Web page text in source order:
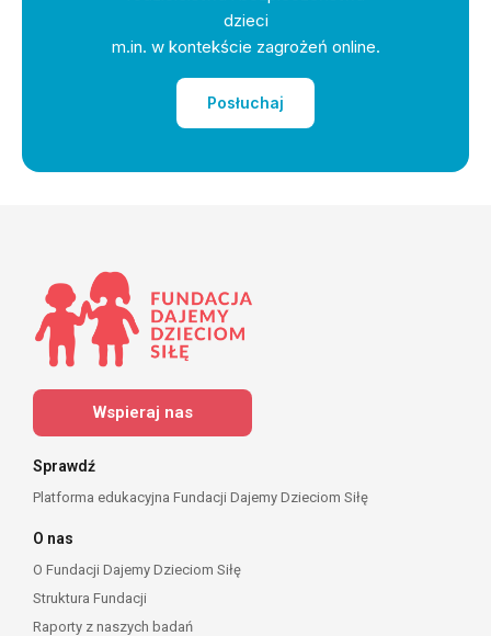
dzieci
m.in. w kontekście zagrożeń online.
Posłuchaj
Wspieraj nas
Sprawdź
Platforma edukacyjna Fundacji Dajemy Dzieciom Siłę
O nas
O Fundacji Dajemy Dzieciom Siłę
Struktura Fundacji
Raporty z naszych badań